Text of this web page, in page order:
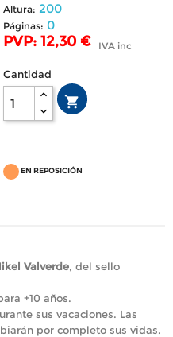
Altura: 200
Páginas: 0
PVP: 12,30 € IVA inc
Cantidad

EN REPOSICIÓN
Valverde, del sello
+10 años.
sus vacaciones. Las
por completo sus vidas.